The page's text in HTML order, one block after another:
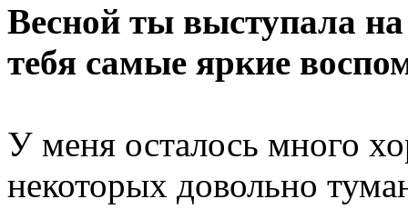
Весной ты выступала
тебя самые яркие
У меня осталось много
некоторых довольно